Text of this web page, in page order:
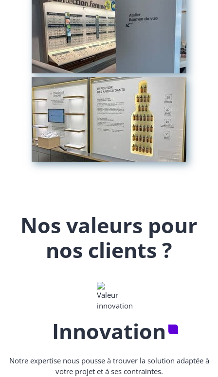
Nos valeurs pour
nos clients ?
Innovation
Notre expertise nous pousse à trouver la solution adaptée à
votre projet et à ses contraintes.